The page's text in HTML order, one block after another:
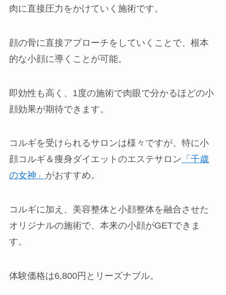
肉に直接圧力をかけていく施術です。
顔の骨に直接アプローチをしていくことで、根本
的な小顔に導くことが可能。
即効性も高く、1度の施術で肉眼で分かるほどの小
顔効果が期待できます。
コルギを受けられるサロンは様々ですが、特に小
顔コルギ＆痩身ダイエットのエステサロン 「千歳
の女神」 がおすすめ。
コルギに加え、美容整体と小顔整体を融合させた
オリジナルの施術で、本来の小顔がGETできま
す。
体験価格は6,800円とリーズナブル。